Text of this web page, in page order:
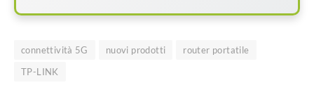
connettività 5G nuovi prodotti
router portatile
TP-LINK